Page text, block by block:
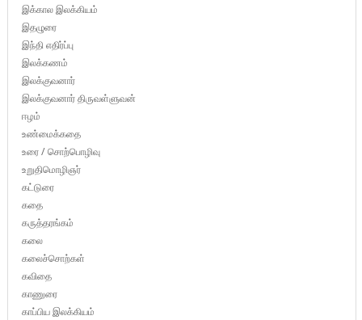
இக்கால இலக்கியம்
இதழுரை
இந்தி எதிர்ப்பு
இலக்கணம்
இலக்குவனார்
இலக்குவனார் திருவள்ளுவன்
ஈழம்
உண்மைக்கதை
உரை / சொற்பொழிவு
உறுதிமொழிஞர்
கட்டுரை
கதை
கருத்தரங்கம்
கலை
கலைச்சொற்கள்
கவிதை
காணுரை
காப்பிய இலக்கியம்